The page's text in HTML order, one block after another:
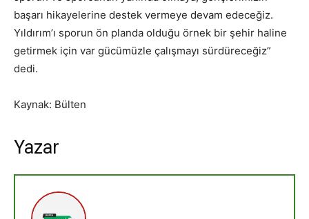
başarı hikayelerine destek vermeye devam edeceğiz.
Yıldırım’ı sporun ön planda olduğu örnek bir şehir haline
getirmek için var gücümüzle çalışmayı sürdüreceğiz”
dedi.
Kaynak: Bülten
Yazar